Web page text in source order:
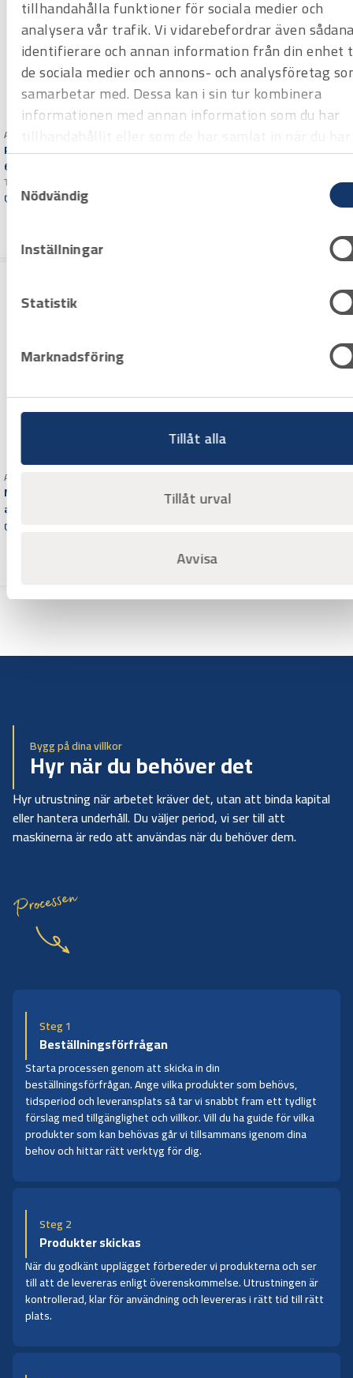
tillhandahålla funktioner för sociala medier och
analysera vår trafik. Vi vidarebefordrar även sådana
identifierare och annan information från din enhet
de sociala medier och annons- och analysföretag
samarbetar med. Dessa kan i sin tur kombinera
informationen med annan information som du har
använt deras tjänster.
Samtyckesval
Nödvändig
Inställningar
Statistik
Marknadsföring
Tillåt alla
Tillåt urval
Avvisa
Art.nr 3108634
Processmultimeter Elma
6600
True RMS
Offertpris
Multimeter &
Art.nr 3108620
Multimeter/Spänningsprov
are Elma X One
Bygg på dina villkor
Hyr när du behöver det
Hyr utrustning när arbetet kräver det, utan att binda kapital
eller hantera underhåll. Du väljer period, vi ser till att
maskinerna är redo att användas när du behöver dem.
Processen
Steg 1
Beställningsförfrågan
Starta processen genom att skicka in din
beställningsförfrågan. Ange vilka produkter som behövs,
tidsperiod och leveransplats så tar vi snabbt fram ett tydligt
förslag med tillgänglighet och villkor. Vill du ha guide för vilka
produkter som kan behövas går vi tillsammans igenom dina
behov och hittar rätt verktyg för dig.
Steg 2
Produkter skickas
När du godkänt upplägget förbereder vi produkterna och ser
till att de levereras enligt överenskommelse. Utrustningen är
kontrollerad, klar för användning och levereras i rätt tid till rätt
plats.